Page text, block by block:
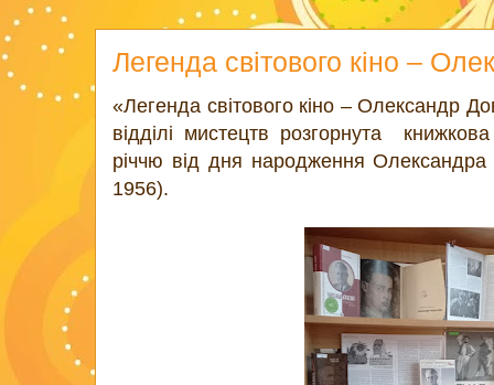
Легенда світового кіно –
«Легенда світового кіно – Олександр
відділі мистецтв розгорнута
річчю від дня народження
1956).